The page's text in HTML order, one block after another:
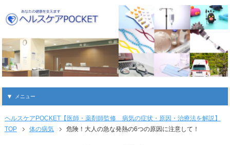
メニュー
ヘルスケアPOCKET【医師・薬剤師監修 病気の症状・原因・治療法を解説】
TOP
体の病気 危険！大人の急な発熱の6つの原因に注意して！